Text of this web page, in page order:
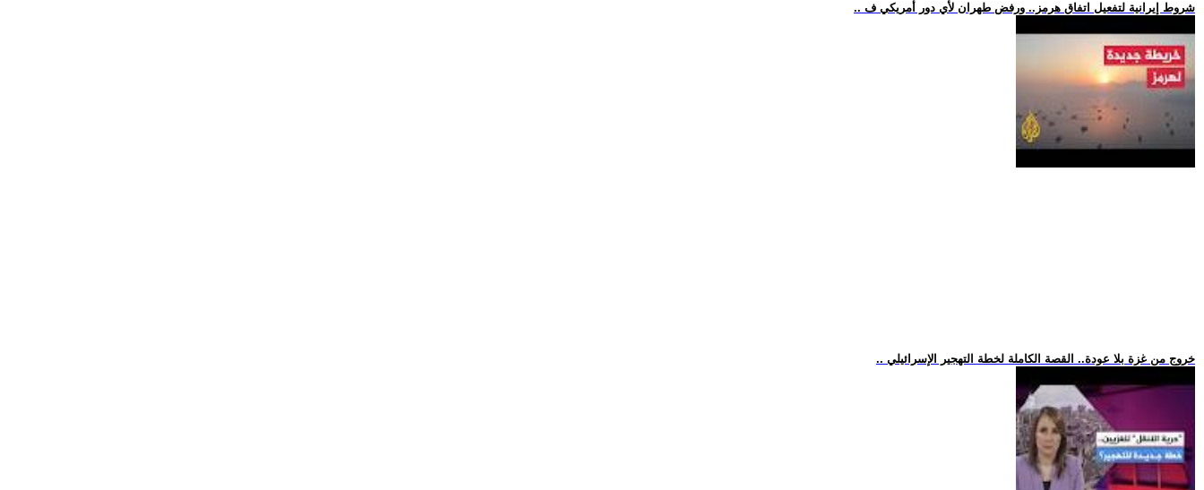
.. شروط إيرانية لتفعيل اتفاق هرمز.. ورفض طهران لأي دور أمريكي ف
.. خروج من غزة بلا عودة.. القصة الكاملة لخطة التهجير الإسرائيلي